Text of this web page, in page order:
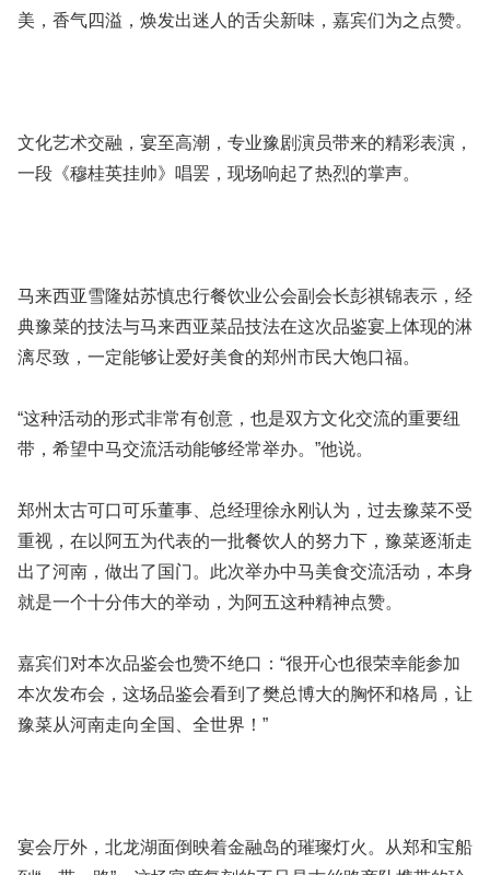
美，香气四溢，焕发出迷人的舌尖新味，嘉宾们为之点赞。
文化艺术交融，宴至高潮，专业豫剧演员带来的精彩表演，
一段《穆桂英挂帅》唱罢，现场响起了热烈的掌声。
马来西亚雪隆姑苏慎忠行餐饮业公会副会长彭祺锦表示，经
典豫菜的技法与马来西亚菜品技法在这次品鉴宴上体现的淋
漓尽致，一定能够让爱好美食的郑州市民大饱口福。
“这种活动的形式非常有创意，也是双方文化交流的重要纽
带，希望中马交流活动能够经常举办。”他说。
郑州太古可口可乐董事、总经理徐永刚认为，过去豫菜不受
重视，在以阿五为代表的一批餐饮人的努力下，豫菜逐渐走
出了河南，做出了国门。此次举办中马美食交流活动，本身
就是一个十分伟大的举动，为阿五这种精神点赞。
嘉宾们对本次品鉴会也赞不绝口：“很开心也很荣幸能参加
本次发布会，这场品鉴会看到了樊总博大的胸怀和格局，让
豫菜从河南走向全国、全世界！”
宴会厅外，北龙湖面倒映着金融岛的璀璨灯火。从郑和宝船